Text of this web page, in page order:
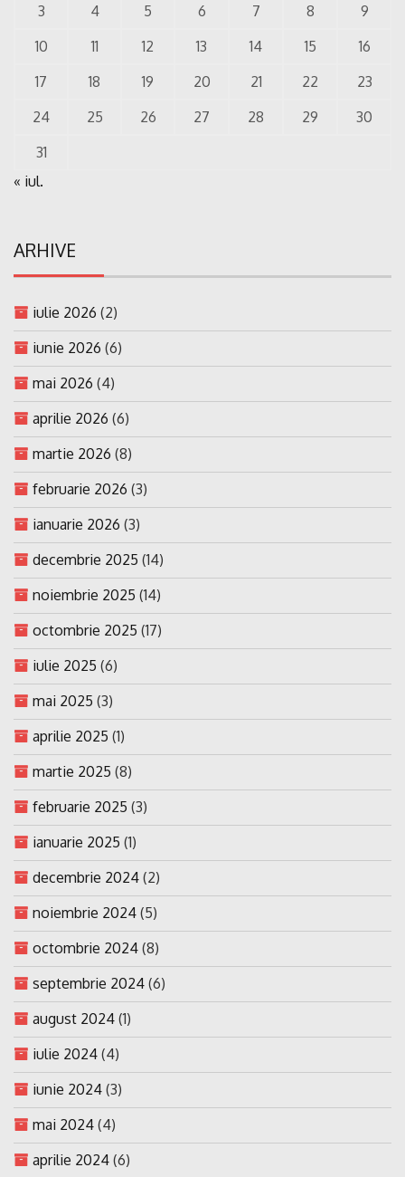
3
4 5 6 7 8
9
10
11 12 13 14 15
16
17
18 19 20 21 22
23
24
25 26 27 28 29
30
31
« iul.
ARHIVE
iulie 2026 (2)
iunie 2026 (6)
mai 2026 (4)
aprilie 2026 (6)
martie 2026 (8)
februarie 2026 (3)
ianuarie 2026 (3)
decembrie 2025 (14)
noiembrie 2025 (14)
octombrie 2025 (17)
iulie 2025 (6)
mai 2025 (3)
aprilie 2025 (1)
martie 2025 (8)
februarie 2025 (3)
ianuarie 2025 (1)
decembrie 2024 (2)
noiembrie 2024 (5)
octombrie 2024 (8)
septembrie 2024 (6)
august 2024 (1)
iulie 2024 (4)
iunie 2024 (3)
mai 2024 (4)
aprilie 2024 (6)